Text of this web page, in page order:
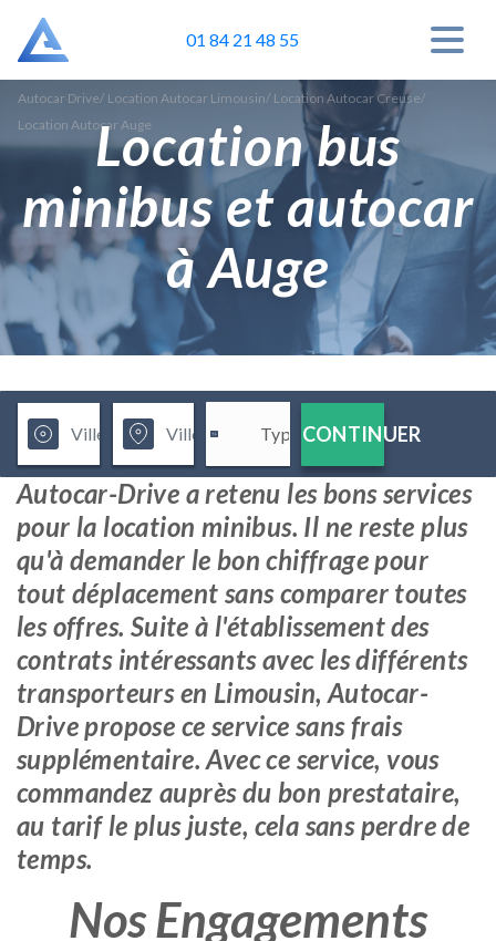
01 84 21 48 55
Autocar Drive/ Location Autocar Limousin/ Location Autocar Creuse/
Location Autocar AugeLocation bus
minibus et autocar
à Auge
CONTINUER
Autocar-Drive a retenu les bons services
pour la location minibus. Il ne reste plus
qu'à demander le bon chiffrage pour
tout déplacement sans comparer toutes
les offres. Suite à l'établissement des
contrats intéressants avec les différents
transporteurs en Limousin, Autocar-
Drive propose ce service sans frais
supplémentaire. Avec ce service, vous
commandez auprès du bon prestataire,
au tarif le plus juste, cela sans perdre de
temps.
Nos Engagements